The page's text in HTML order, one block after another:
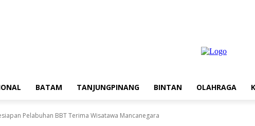
BATAM TANJUNGPINANG BINTAN OLAHRAGA
Pelabuhan BBT Terima Wisatawa Mancanegara